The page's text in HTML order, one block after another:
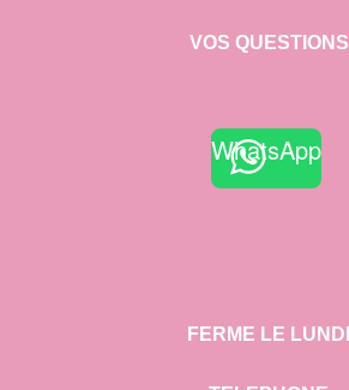
VOS QUESTIONS
WhatsApp
FERME LE LUNDI